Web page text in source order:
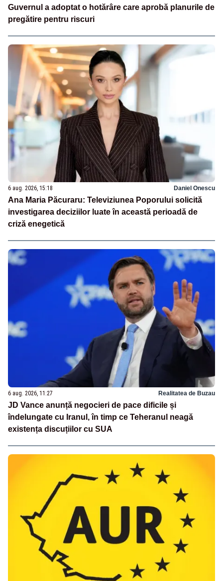
Guvernul a adoptat o hotărâre care aprobă planurile de
pregătire pentru riscuri
6 aug. 2026, 15:18 Daniel Onescu
Ana Maria Păcuraru: Televiziunea Poporului solicită
investigarea deciziilor luate în această perioadă de
criză enegetică
6 aug. 2026, 11:27 Realitatea de Buzau
JD Vance anunță negocieri de pace dificile și
îndelungate cu Iranul, în timp ce Teheranul neagă
existența discuțiilor cu SUA